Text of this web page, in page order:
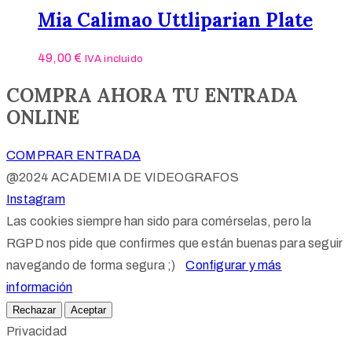
Mia Calimao Uttliparian Plate
49,00 € IVA incluido
COMPRA AHORA TU ENTRADA
ONLINE
COMPRAR ENTRADA
@2024 ACADEMIA DE VIDEOGRAFOS
Instagram
Las cookies siempre han sido para comérselas, pero la
RGPD nos pide que confirmes que están buenas para seguir
navegando de forma segura ;)Configurar y más
información
Rechazar Aceptar
Privacidad